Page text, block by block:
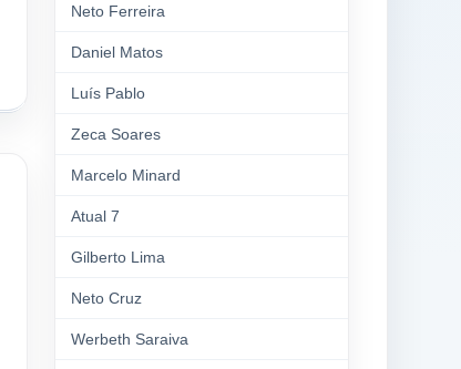
Neto Ferreira
Daniel Matos
Luís Pablo
Zeca Soares
Marcelo Minard
Atual 7
Gilberto Lima
Neto Cruz
Werbeth Saraiva